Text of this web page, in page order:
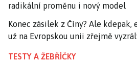
radikální proměnu i nový model
Konec zásilek z Číny? Ale kdepak,
už na Evropskou unii zřejmě
TESTY A ŽEBŘÍČKY